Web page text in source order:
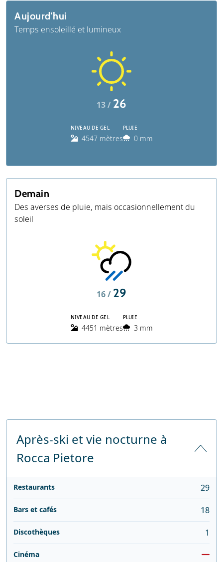
Aujourd'hui
Temps ensoleillé et lumineux
13 / 26
NIVEAU DE GEL
4547 mètres
PLUIE
0 mm
Demain
Des averses de pluie, mais occasionnellement du
soleil
16 / 29
NIVEAU DE GEL
4451 mètres
PLUIE
3 mm
Après-ski et vie nocturne à
Rocca Pietore
Restaurants 29
Bars et cafés 18
Discothèques 1
Cinéma